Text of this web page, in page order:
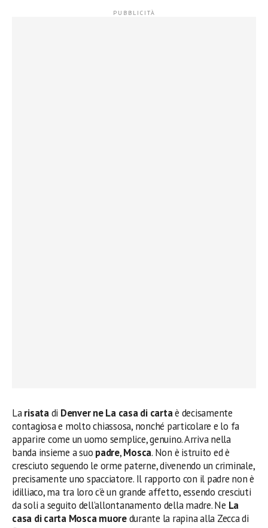
Larisatadi Denver ne La casa di cartaè decisamente
contagiosa e molto chiassosa, nonché particolare e lo fa
apparire come un uomo semplice, genuino. Arriva nella
banda insieme a suo padre,Mosca. Non è istruito ed è
cresciuto seguendo le orme paterne, divenendo un criminale,
precisamente uno spacciatore. Il rapporto con il padre non è
idilliaco, ma tra loro c’è un grande affetto, essendo cresciuti
da soli a seguito dell’allontanamento della madre. Ne La
casa di carta Mosca muoredurante la rapina alla Zecca di